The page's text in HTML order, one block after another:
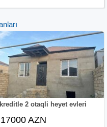
kreditle 2 otaqli heyet evleri
17000 AZN